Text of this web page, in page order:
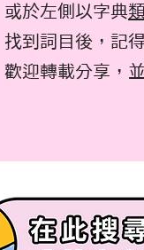
或於左側以字典
找到詞目後，記得
歡迎轉載分享，